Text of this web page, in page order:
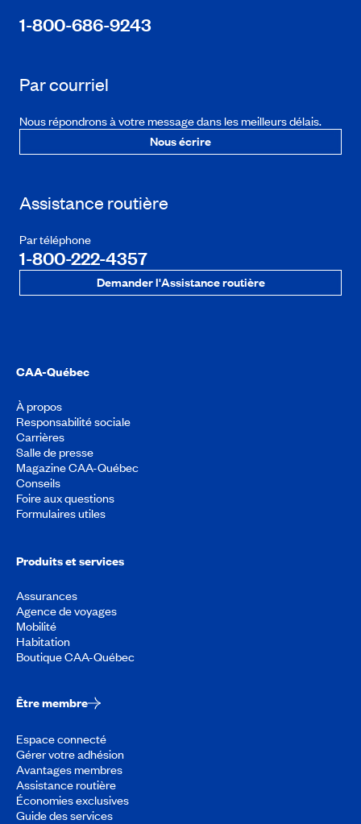
1-800-686-9243
Par courriel
Nous répondrons à votre message dans les meilleurs délais.
Nous écrire
Assistance routière
Par téléphone
1-800-222-4357
Demander l'Assistance routière
CAA-Québec
À propos
Responsabilité sociale
Carrières
Salle de presse
Magazine CAA-Québec
Conseils
Foire aux questions
Formulaires utiles
Produits et services
Assurances
Agence de voyages
Mobilité
Habitation
Boutique CAA-Québec
Être membre
Espace connecté
Gérer votre adhésion
Avantages membres
Assistance routière
Économies exclusives
Guide des services